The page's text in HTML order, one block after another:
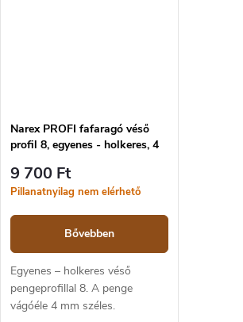
Narex PROFI fafaragó véső
profil 8, egyenes - holkeres, 4
9 700 Ft
Pillanatnyilag nem elérhető
Bővebben
Egyenes – holkeres véső
pengeprofillal 8. A penge
vágóéle 4 mm széles.